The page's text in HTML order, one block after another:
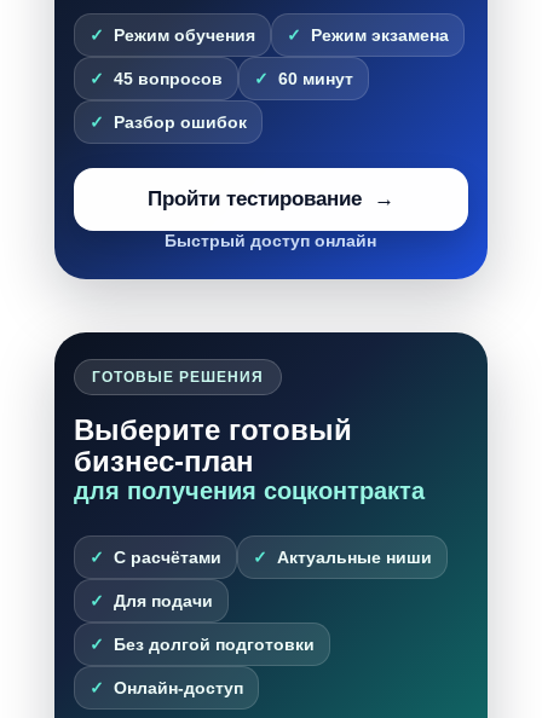
Режим обучения Режим экзамена
45 вопросов 60 минут
Разбор ошибок
Пройти тестирование
Быстрый доступ онлайн
ГОТОВЫЕ РЕШЕНИЯ
Выберите готовый
бизнес-план
для получения соцконтракта
С расчётами Актуальные ниши
Для подачи
Без долгой подготовки
Онлайн-доступ